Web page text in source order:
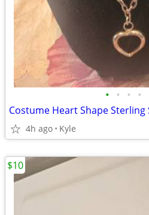
• • • •
Costume Heart Shape Sterling
4h ago Kyle
$10